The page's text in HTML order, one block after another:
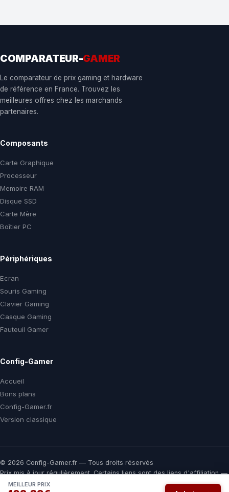
MEILLEUR PRIX
COMPARATEUR-GAMER
Le comparateur de prix gaming et hardware
de référence en France. Trouvez les
meilleures offres chez les marchands
partenaires.
Composants
Carte Graphique
Processeur
Memoire RAM
Disque SSD
Carte Mère
Boîtier PC
Périphériques
Ecran
Souris Gaming
Clavier Gaming
Casque Gaming
Fauteuil Gamer
Config-Gamer
Accueil
Bons plans
Config-Gamer.fr
Version classique
© 2026 Config-Gamer.fr — Tous droits réservés
Prix mis à jour régulièrement. Certains liens sont des liens d'affiliation —
vous payez le même prix chez le marchand, une commission nous aide